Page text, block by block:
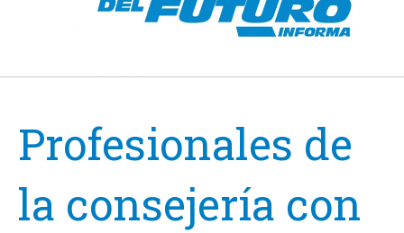
Profesionales de
la consejería con